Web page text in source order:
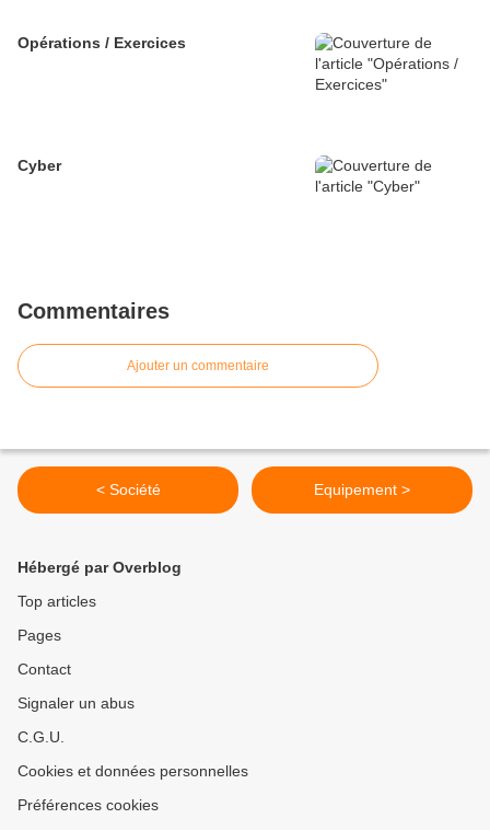
Opérations / Exercices
Cyber
Commentaires
Ajouter un commentaire
< Société Equipement >
Hébergé par Overblog
Top articles
Pages
Contact
Signaler un abus
C.G.U.
Cookies et données personnelles
Préférences cookies